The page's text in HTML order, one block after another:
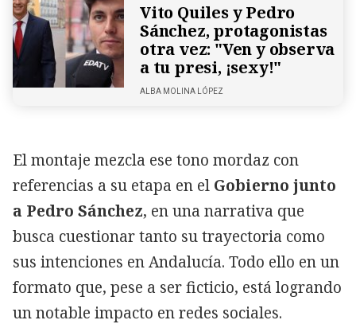
Vito Quiles y Pedro
Sánchez, protagonistas
otra vez: "Ven y observa
a tu presi, ¡sexy!"
ALBA MOLINA LÓPEZ
El montaje mezcla ese tono mordaz con
referencias a su etapa en el Gobierno junto
a Pedro Sánchez, en una narrativa que
busca cuestionar tanto su trayectoria como
sus intenciones en Andalucía. Todo ello en un
formato que, pese a ser ficticio, está logrando
un notable impacto en redes sociales.